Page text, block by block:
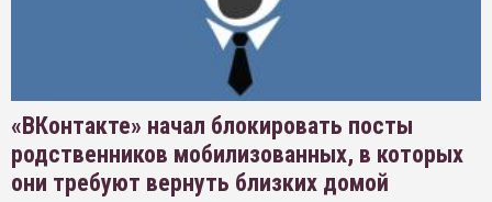
«ВКонтакте» начал блокировать посты
родственников мобилизованных, в которых
они требуют вернуть близких домой